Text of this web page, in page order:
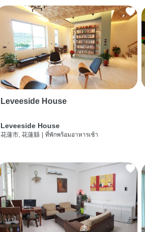
Leveeside House
Leveeside House
花蓮市, 花蓮縣 | ที่พักพร้อมอาหารเช้า